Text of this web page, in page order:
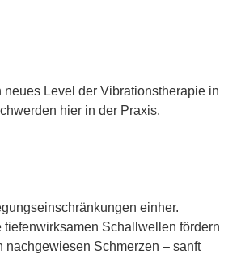
neues Level der Vibrationstherapie in
hier in der Praxis.
einher.
Schallwellen fördern
Schmerzen – sanft